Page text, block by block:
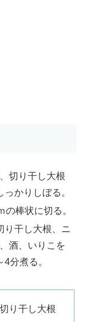
切り干し大根
かりしぼる。
棒状に切る。
り干し大根、ニ
酒、いりこを
分煮る。
り干し大根